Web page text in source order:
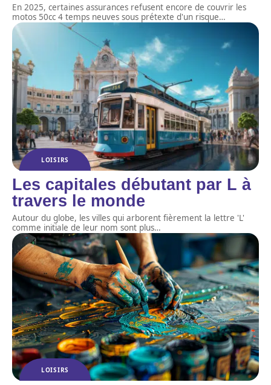
En 2025, certaines assurances refusent encore de couvrir les
motos 50cc 4 temps neuves sous prétexte d'un risque…
LOISIRS
Les capitales débutant par L à
travers le monde
Autour du globe, les villes qui arborent fièrement la lettre 'L'
comme initiale de leur nom sont plus…
LOISIRS